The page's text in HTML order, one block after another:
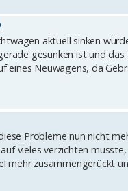
aktuell sinken
gesunken ist und
eines Neuwagens, da
Probleme nun nicht
vieles verzichten
mehr zusammengerückt